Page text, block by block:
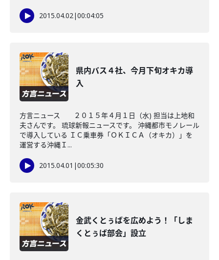
2015.04.02|00:04:05
県内バス４社、今月下旬オキカ導
入
方言ニュース ２０１５年４月１日（水) 担当は上地和
夫さんです。 琉球新報ニュースです。 沖縄都市モノレール
で導入している ＩＣ乗車券「ＯＫＩＣＡ（オキカ）」を
運営する沖縄Ｉ...
2015.04.01 |00:05:30
金武くとぅばを広めよう！「しま
くとぅば部会」設立